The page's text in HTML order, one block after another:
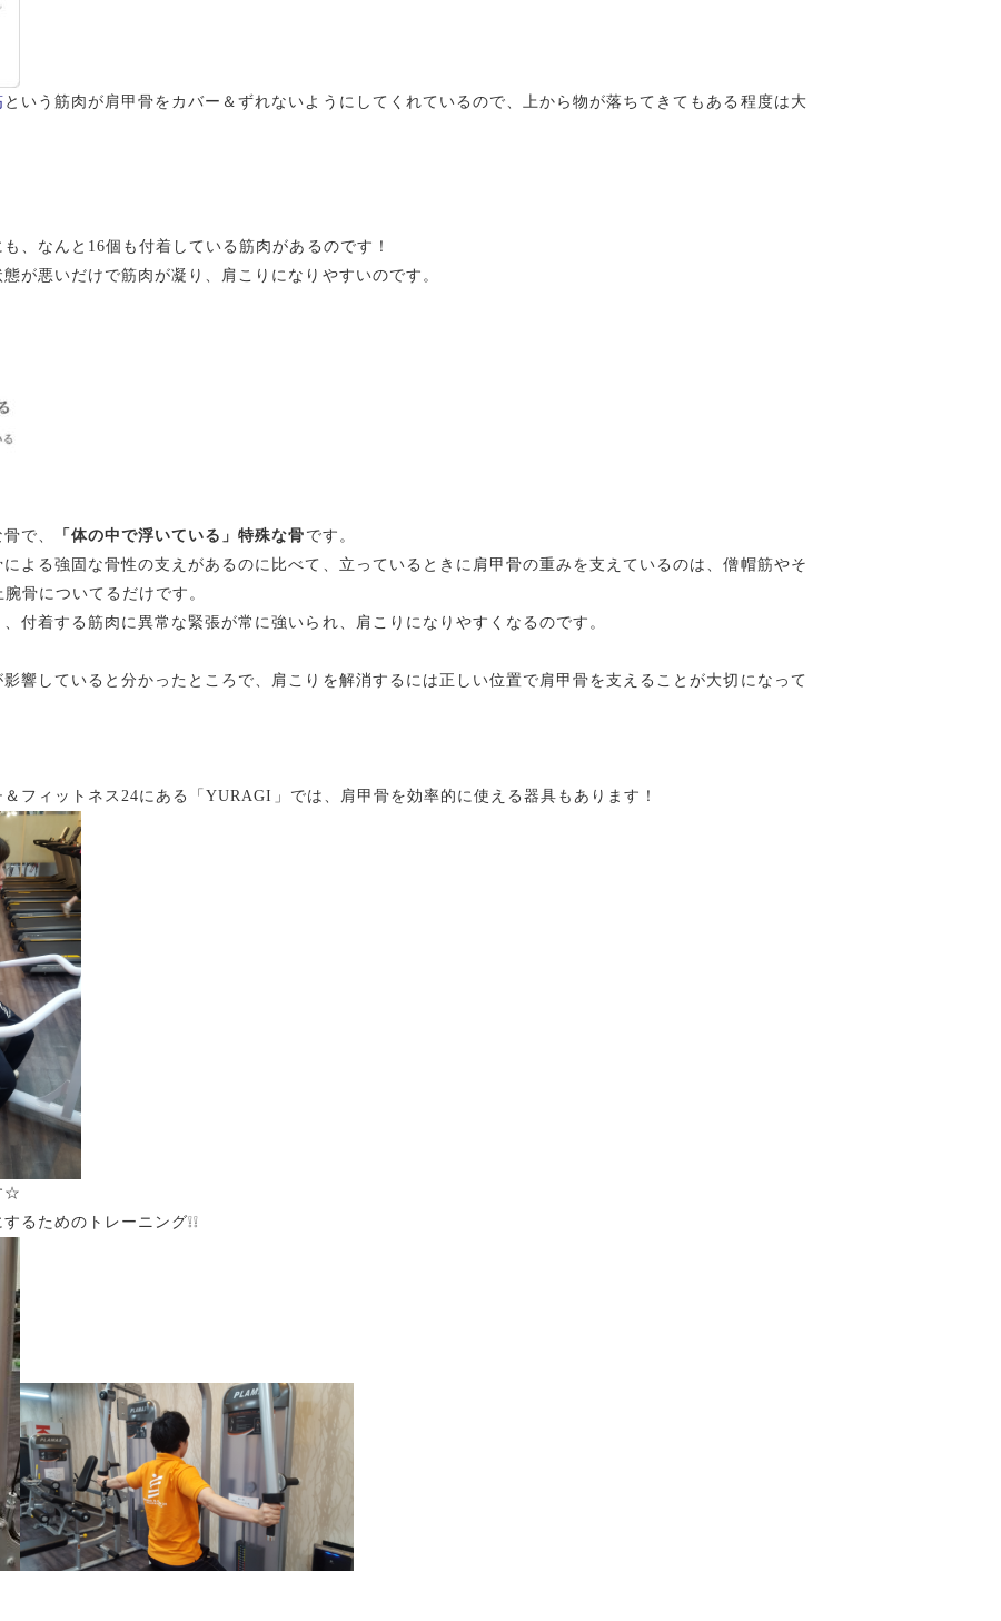
という筋肉が肩甲骨をカバー＆ずれないようにしてくれているので、上から物が落ちてきてもある程度は大
、なんと16個も付着している筋肉があるのです！
が悪いだけで筋肉が凝り、肩こりになりやすいのです。
で、 「体の中で浮いている」特殊な骨 です。
よる強固な骨性の支えがあるのに比べて、立っているときに肩甲骨の重みを支えているのは、僧帽筋やそ
骨についてるだけです。
付着する筋肉に異常な緊張が常に強いられ、肩こりになりやすくなるのです。
響していると分かったところで、肩こりを解消するには正しい位置で肩甲骨を支えることが大切になって
フィットネス24にある「YURAGI」では、肩甲骨を効率的に使える器具もあります！
☆
ためのトレーニング❕❕